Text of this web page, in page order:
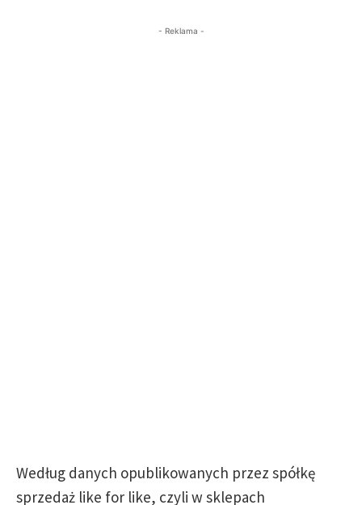
- Reklama -
Według danych opublikowanych przez spółkę
sprzedaż like for like, czyli w sklepach